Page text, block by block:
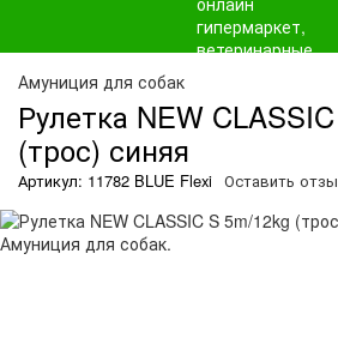
Амуниция для собак
Рулетка NEW
(трос) синяя
Артикул: 11782 BLUE Flexi Оставить